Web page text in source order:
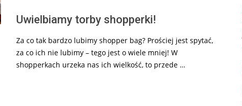
Uwielbiamy torby shopperki!
Za co tak bardzo lubimy shopper bag? Prościej jest spytać,
za co ich nie lubimy – tego jest o wiele mniej! W
shopperkach urzeka nas ich wielkość, to przede …